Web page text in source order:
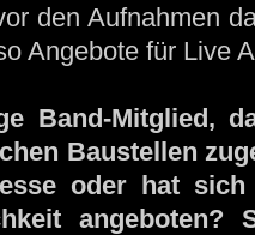
den Aufnahmen
Angebote für Live
Band-Mitglied,
Baustellen
oder hat